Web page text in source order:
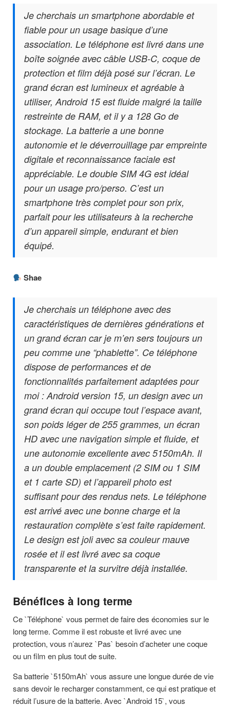
Je cherchais un smartphone abordable et
fiable pour un usage basique d’une
association. Le téléphone est livré dans une
boîte soignée avec câble USB-C, coque de
protection et film déjà posé sur l’écran. Le
grand écran est lumineux et agréable à
utiliser, Android 15 est fluide malgré la taille
restreinte de RAM, et il y a 128 Go de
stockage. La batterie a une bonne
autonomie et le déverrouillage par empreinte
digitale et reconnaissance faciale est
appréciable. Le double SIM 4G est idéal
pour un usage pro/perso. C’est un
smartphone très complet pour son prix,
parfait pour les utilisateurs à la recherche
d’un appareil simple, endurant et bien
équipé.
Shae
Je cherchais un téléphone avec des
caractéristiques de dernières générations et
un grand écran car je m’en sers toujours un
peu comme une “phablette”. Ce téléphone
dispose de performances et de
fonctionnalités parfaitement adaptées pour
moi : Android version 15, un design avec un
grand écran qui occupe tout l’espace avant,
son poids léger de 255 grammes, un écran
HD avec une navigation simple et fluide, et
une autonomie excellente avec 5150mAh. Il
a un double emplacement (2 SIM ou 1 SIM
et 1 carte SD) et l’appareil photo est
suffisant pour des rendus nets. Le téléphone
est arrivé avec une bonne charge et la
restauration complète s’est faite rapidement.
Le design est joli avec sa couleur mauve
rosée et il est livré avec sa coque
transparente et la survitre déjà installée.
Bénéfices à long terme
Ce `Téléphone` vous permet de faire des économies sur le
long terme. Comme il est robuste et livré avec une
protection, vous n’aurez `Pas` besoin d’acheter une coque
ou un film en plus tout de suite.
Sa batterie `5150mAh` vous assure une longue durée de vie
sans devoir le recharger constamment, ce qui est pratique et
réduit l’usure de la batterie. Avec `Android 15`, vous